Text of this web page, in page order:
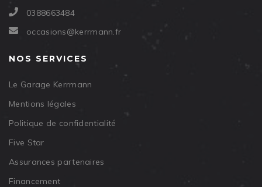
0388663484
occasions@kerrmann.fr
NOS SERVICES
Le Garage Kerrmann
Mentions légales
Politique de confidentialité
Five Star
Assurances partenaires
Financement